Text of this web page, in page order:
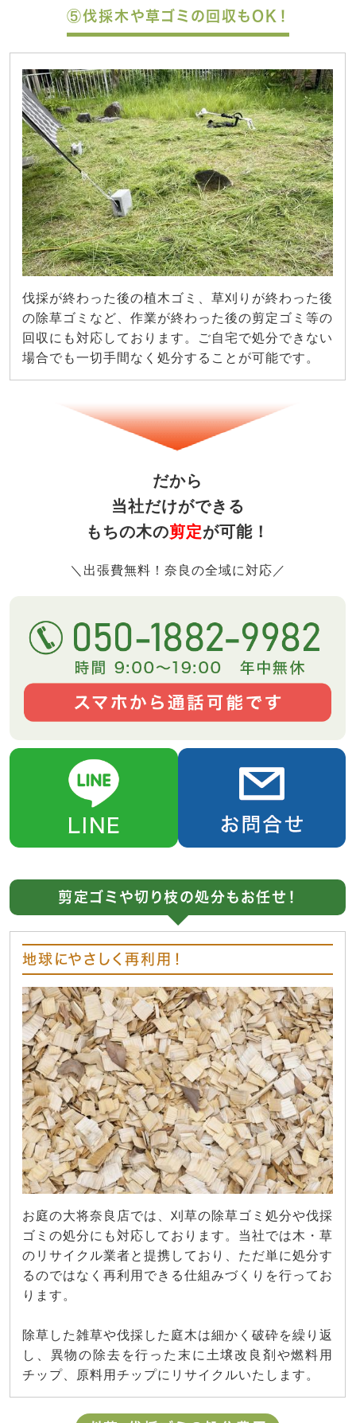
⑤伐採木や草ゴミの回収もOK！
伐採が終わった後の植木ゴミ、草刈りが終わった後
の除草ゴミなど、作業が終わった後の剪定ゴミ等の
回収にも対応しております。ご自宅で処分できない
場合でも一切手間なく処分することが可能です。
だから
当社だけができる
もちの木の剪定が可能！
＼出張費無料！奈良の全域に対応／
剪定ゴミや切り枝の処分もお任せ！
地球にやさしく再利用！
お庭の大将奈良店では、刈草の除草ゴミ処分や伐採
ゴミの処分にも対応しております。当社では木・草
のリサイクル業者と提携しており、ただ単に処分す
るのではなく再利用できる仕組みづくりを行ってお
ります。
除草した雑草や伐採した庭木は細かく破砕を繰り返
し、異物の除去を行った末に土壌改良剤や燃料用
チップ、原料用チップにリサイクルいたします。